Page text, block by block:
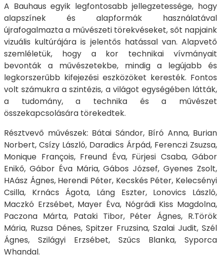
A Bauhaus egyik legfontosabb jellegzetessége, hogy
alapszínek és alapformák használatával
újrafogalmazta a művészeti törekvéseket, sőt napjaink
vizuális kultúrájára is jelentős hatással van. Alapvető
szemléletük, hogy a kor technikai vívmányait
bevonták a művészetekbe, mindig a legújabb és
legkorszerűbb kifejezési eszközöket keresték. Fontos
volt számukra a szintézis, a világot egységében látták,
a tudomány, a technika és a művészet
összekapcsolására törekedtek.
Résztvevő művészek: Bátai Sándor, Bíró Anna, Burian
Norbert, Csízy László, Daradics Árpád, Ferenczi Zsuzsa,
Monique François, Freund Éva, Fürjesi Csaba, Gábor
Enikő, Gábor Éva Mária, Gábos József, Gyenes Zsolt,
HAász Ágnes, Herendi Péter, Kecskés Péter, Kelecsényi
Csilla, Krnács Ágota, Láng Eszter, Lonovics László,
Maczkó Erzsébet, Mayer Éva, Nógrádi Kiss Magdolna,
Paczona Márta, Pataki Tibor, Péter Ágnes, R.Török
Mária, Ruzsa Dénes, Spitzer Fruzsina, Szalai Judit, Szél
Ágnes, Szilágyi Erzsébet, Szűcs Blanka, Syporca
Whandal.